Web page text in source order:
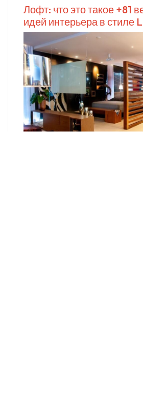
Лофт: что это такое +81
идей интерьера в стиле